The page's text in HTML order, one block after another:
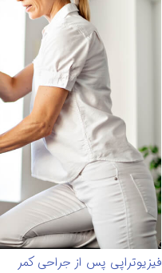
فیزیوتراپی پس از جراحی کمر